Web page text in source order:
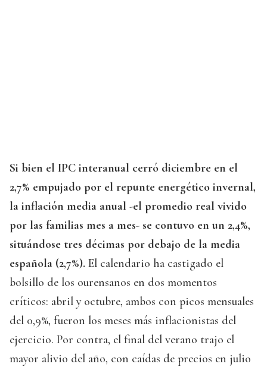
Si bien el IPC interanual cerró diciembre en el
2,7% empujado por el repunte energético invernal,
la inflación media anual -el promedio real vivido
por las familias mes a mes- se contuvo en un 2,4%,
situándose tres décimas por debajo de la media
española (2,7%). El calendario ha castigado el
bolsillo de los ourensanos en dos momentos
críticos: abril y octubre, ambos con picos mensuales
del 0,9%, fueron los meses más inflacionistas del
ejercicio. Por contra, el final del verano trajo el
mayor alivio del año, con caídas de precios en julio